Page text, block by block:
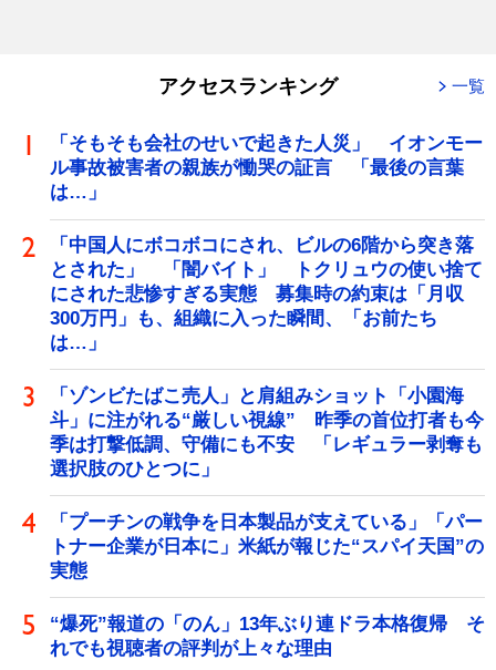
アクセスランキング 一覧
「そもそも会社のせいで起きた人災」 イオンモー
ル事故被害者の親族が慟哭の証言 「最後の言葉
は…」
「中国人にボコボコにされ、ビルの6階から突き落
とされた」 「闇バイト」 トクリュウの使い捨て
にされた悲惨すぎる実態 募集時の約束は「月収
300万円」も、組織に入った瞬間、「お前たち
は…」
「ゾンビたばこ売人」と肩組みショット「小園海
斗」に注がれる“厳しい視線” 昨季の首位打者も今
季は打撃低調、守備にも不安 「レギュラー剥奪も
選択肢のひとつに」
「プーチンの戦争を日本製品が支えている」「パー
トナー企業が日本に」米紙が報じた“スパイ天国”の
実態
“爆死”報道の「のん」13年ぶり連ドラ本格復帰 そ
れでも視聴者の評判が上々な理由